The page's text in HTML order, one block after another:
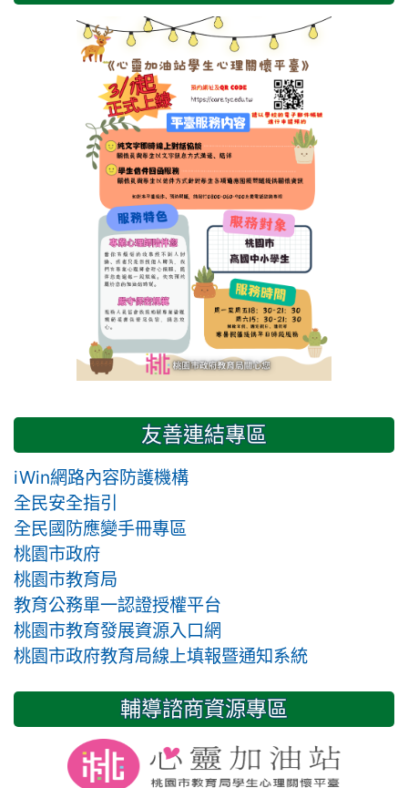
友善連結專區
iWin網路內容防護機構
全民安全指引
全民國防應變手冊專區
桃園市政府
桃園市教育局
教育公務單一認證授權平台
桃園市教育發展資源入口網
桃園市政府教育局線上填報暨通知系統
輔導諮商資源專區